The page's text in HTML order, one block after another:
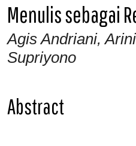
Menulis sebagai
Agis Andriani,
Supriyono
Abstract